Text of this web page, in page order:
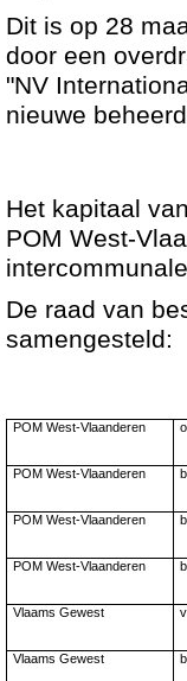
Dit is op 28
door een
"NV
nieuwe
Het kapitaal
POM West-
De raad van
samengesteld:
POM West-Vlaanderen
POM West-Vlaanderen
POM West-Vlaanderen
POM West-Vlaanderen
Vlaams Gewest
Vlaams Gewest